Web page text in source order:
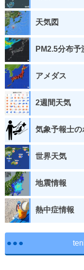
天気図
PM2.5分布予
アメダス
2週間天気
気象予報士
世界天気
地震情報
熱中症情報